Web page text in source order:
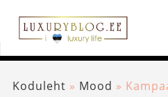
Koduleht » Mood »